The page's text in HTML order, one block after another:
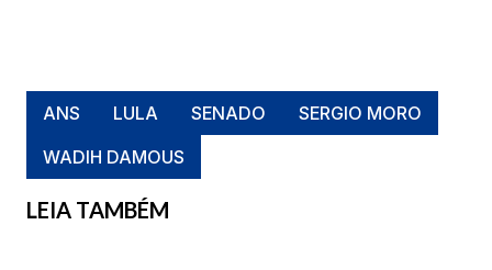
ANS LULA SENADO
SERGIO MORO
WADIH DAMOUS
LEIA TAMBÉM